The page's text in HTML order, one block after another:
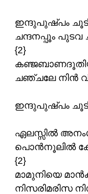
ഇന്ദുപുഷ്പം
ചന്ദനപ്പൂം പുടവ
{2}
ചഞ്ചലേ നിൻ
ഇന്ദുപുഷ്പം
ഏലസ്സിൽ
പൊൻനൂലിൽ
{2}
മാമുനിയെ
നിസരിമരിസ